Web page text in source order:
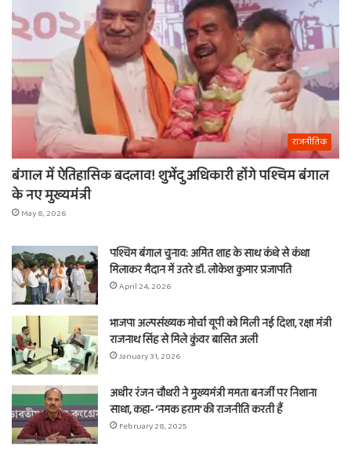
राजनीतिक
बंगाल में ऐतिहासिक बदलाव! शुभेंदु अधिकारी होंगे पश्चिम बंगाल
के नए मुख्यमंत्री
May 8, 2026
पश्चिम बंगाल चुनाव: अमित शाह के साथ कंधे से कंधा
मिलाकर मैदान में उतरे डॉ. लोकेश कुमार प्रजापति
April 24, 2026
भाजपा अल्पसंख्यक मोर्चा यूपी को मिली नई दिशा, रक्षा मंत्री
राजनाथ सिंह से मिले कुंवर बासित अली
January 31, 2026
अधीर रंजन चौधरी ने मुख्यमंत्री ममता बनर्जी पर निशाना
साधा, कहा- ‘नमक हराम’ की राजनीति करती हैं
February 28, 2025